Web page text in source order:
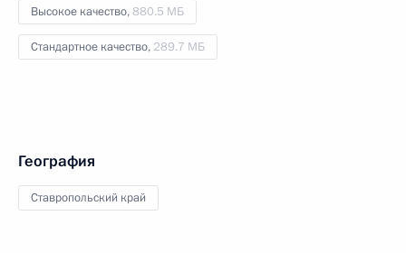
Высокое качество,880.5 МБ
Стандартное качество, 289.7 МБ
География
Ставропольский край